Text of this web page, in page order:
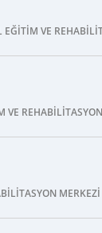
VE
VE
MERKEZI